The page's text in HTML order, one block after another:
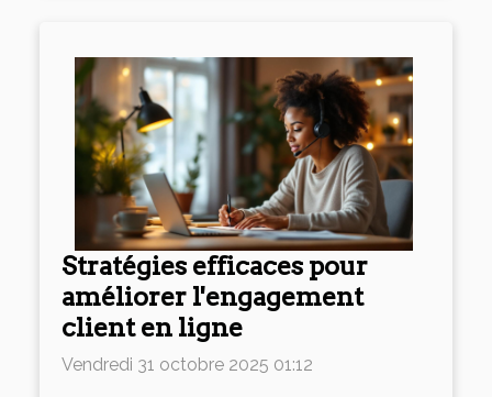
Stratégies efficaces pour
améliorer l'engagement
client en ligne
Vendredi 31 octobre 2025 01:12